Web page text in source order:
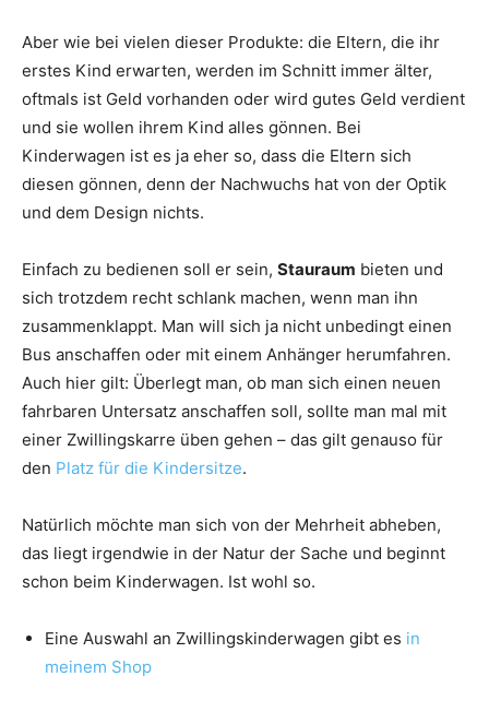
Aber wie bei vielen dieser Produkte: die Eltern, die ihr
erstes Kind erwarten, werden im Schnitt immer älter,
oftmals ist Geld vorhanden oder wird gutes Geld verdient
und sie wollen ihrem Kind alles gönnen. Bei
Kinderwagen ist es ja eher so, dass die Eltern sich
diesen gönnen, denn der Nachwuchs hat von der Optik
und dem Design nichts.
Einfach zu bedienen soll er sein, Stauraum bieten und
sich trotzdem recht schlank machen, wenn man ihn
zusammenklappt. Man will sich ja nicht unbedingt einen
Bus anschaffen oder mit einem Anhänger herumfahren.
Auch hier gilt: Überlegt man, ob man sich einen neuen
fahrbaren Untersatz anschaffen soll, sollte man mal mit
einer Zwillingskarre üben gehen – das gilt genauso für
den Platz für die Kindersitze.
Natürlich möchte man sich von der Mehrheit abheben,
das liegt irgendwie in der Natur der Sache und beginnt
schon beim Kinderwagen. Ist wohl so.
Eine Auswahl an Zwillingskinderwagen gibt es in
meinem Shop